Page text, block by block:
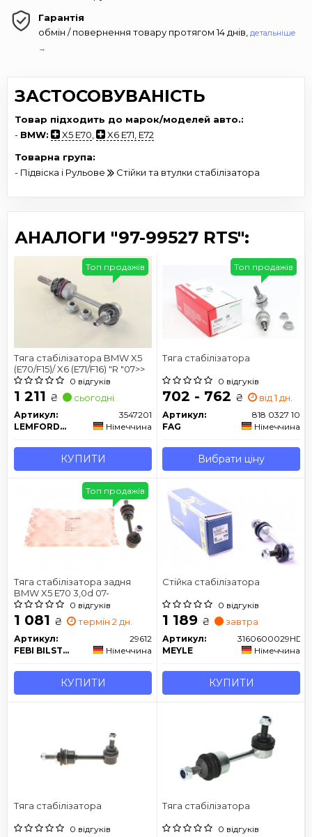
Гарантія
обмін / повернення товару протягом 14 днів, детальніше
→
ЗАСТОСОВУВАНІСТЬ
Товар підходить до марок/моделей авто.:
- BMW: X5 E70
X6 E71, E72
Товарна група:
- Підвіска і Рульове
Стійки та втулки стабілізатора
АНАЛОГИ "97-99527 RTS":
Тяга стабілізатора BMW X5
(E70/F15)/ X6 (E71/F16) "R "07>>
0 відгуків
1 211 ₴ сьогодні
Артикул:
3547201
LEMFORDER
Німеччина
КУПИТИ
Топ продажів
Тяга стабілізатора
0 відгуків
702 - 762 ₴ від 1 дн.
Артикул:
818 0327 10
FAG
Німеччина
Вибрати ціну
Топ продажів
Тяга стабілізатора задня
BMW X5 E70 3,0d 07-
0 відгуків
1 081 ₴ термін 2 дн.
Артикул:
29612
FEBI BILSTEIN
Німеччина
КУПИТИ
Топ продажів
Стійка стабілізатора
0 відгуків
1 189 ₴ завтра
Артикул:
3160600029HD
MEYLE
Німеччина
КУПИТИ
Тяга стабілізатора
0 відгуків
Тяга стабілізатора
0 відгуків